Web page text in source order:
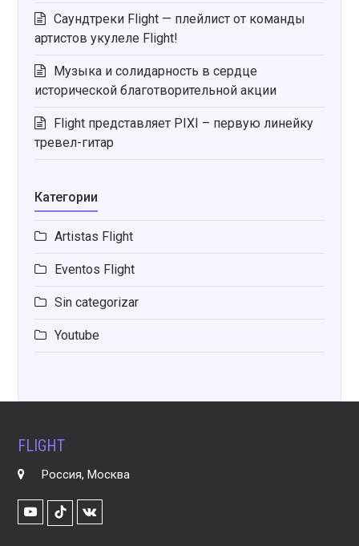
Саундтреки Flight — плейлист от команды
артистов укулеле Flight!
Музыка и солидарность в сердце
исторической благотворительной акции
Flight представляет PIXI – первую линейку
тревел-гитар
Категории
Artistas Flight
Eventos Flight
Sin categorizar
Youtube
FLIGHT
Россия, Москва
YoutubeTikTok
VK